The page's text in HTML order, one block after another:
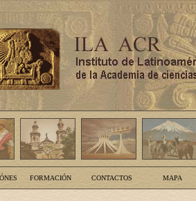
FORMACIÓN CONTACTOS MAPA